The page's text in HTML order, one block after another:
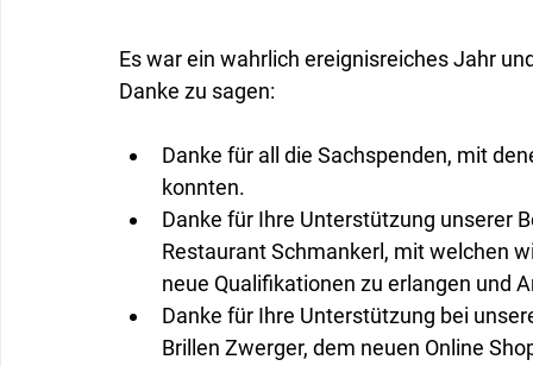
Es war ein wahrlich ereignisreiches Jahr
Danke zu sagen:
Danke für all die Sachspenden, mit
konnten.
Danke für Ihre Unterstützung unserer
Restaurant Schmankerl, mit welchen
neue Qualifikationen zu erlangen und
Danke für Ihre Unterstützung bei
Brillen Zwerger, dem neuen Online